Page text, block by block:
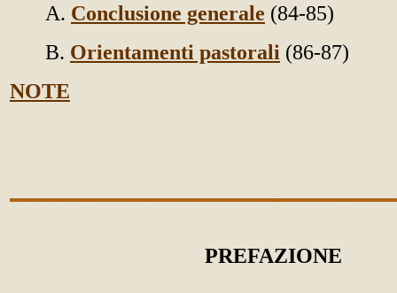
A. Conclusione generale (84-85)
B. Orientamenti pastorali (86-87)
NOTE
PREFAZIONE